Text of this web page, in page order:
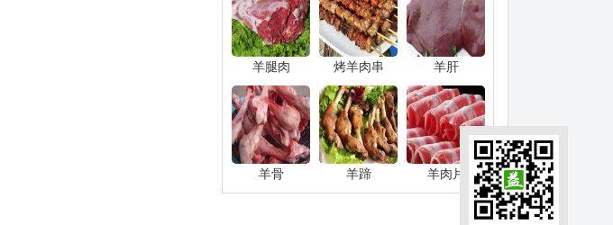
羊腿肉 烤羊肉串 羊肝
羊骨 羊蹄 羊肉片